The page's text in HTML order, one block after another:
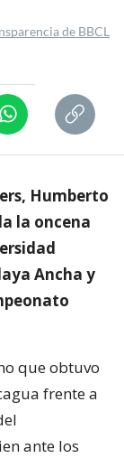
de BBCL
Humberto
la oncena
Ancha y
que obtuvo
frente a
ante los